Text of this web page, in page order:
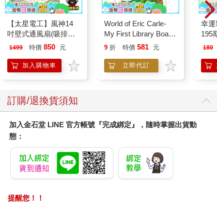
【太星電工】風神14
吋壁式通風扇(吸排風
機)
1499 特價 850 元
加入購物車
World of Eric Carle-
My First Library Board
Book Block Set
9 折 特價 581 元
立即代訂
幸運
195
180
訂購/退換貨須知
加入金石堂 LINE 官方帳號『完成綁定』，隨時掌握出貨動
態：
提醒您！！